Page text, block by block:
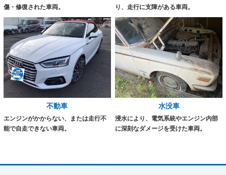
傷・修復された車両。
り、走行に支障がある車両。
不動車
エンジンがかからない、または走行不
能で自走できない車両。
水没車
浸水により、電気系統やエンジン内部
に深刻なダメージを受けた車両。